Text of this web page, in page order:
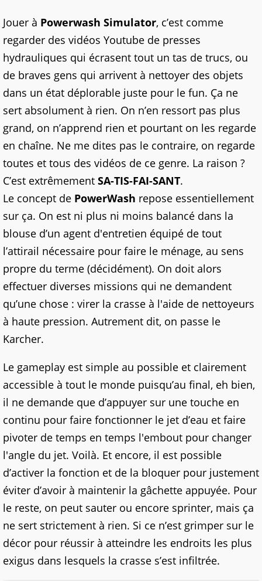
Jouer à Powerwash Simulator, c’est comme
regarder des vidéos Youtube de presses
hydrauliques qui écrasent tout un tas de trucs, ou
de braves gens qui arrivent à nettoyer des objets
dans un état déplorable juste pour le fun. Ça ne
sert absolument à rien. On n’en ressort pas plus
grand, on n’apprend rien et pourtant on les regarde
en chaîne. Ne me dites pas le contraire, on regarde
toutes et tous des vidéos de ce genre. La raison ?
C’est extrêmement SA-TIS-FAI-SANT.
Le concept de PowerWash repose essentiellement
sur ça. On est ni plus ni moins balancé dans la
blouse d’un agent d'entretien équipé de tout
l’attirail nécessaire pour faire le ménage, au sens
propre du terme (décidément). On doit alors
effectuer diverses missions qui ne demandent
qu’une chose : virer la crasse à l'aide de nettoyeurs
à haute pression. Autrement dit, on passe le
Karcher.
Le gameplay est simple au possible et clairement
accessible à tout le monde puisqu’au final, eh bien,
il ne demande que d’appuyer sur une touche en
continu pour faire fonctionner le jet d’eau et faire
pivoter de temps en temps l'embout pour changer
l'angle du jet. Voilà. Et encore, il est possible
d’activer la fonction et de la bloquer pour justement
éviter d’avoir à maintenir la gâchette appuyée. Pour
le reste, on peut sauter ou encore sprinter, mais ça
ne sert strictement à rien. Si ce n’est grimper sur le
décor pour réussir à atteindre les endroits les plus
exigus dans lesquels la crasse s’est infiltrée.